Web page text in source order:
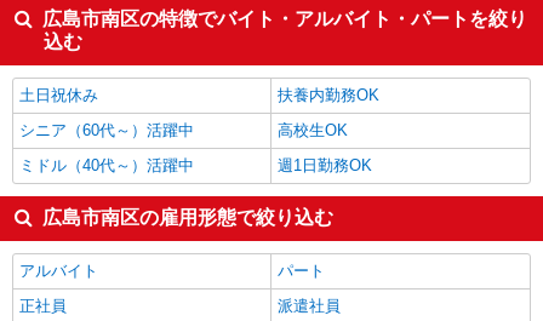
その他介護・福祉1,417円
製造・組立・加工1,410円
家電・携帯販売
広島市南区の他の職種の平均時給を見る
広島市南区の特徴でバイト・アルバイト・パートを絞り
込む
土日祝休み
扶養内勤務OK
シニア（60代～）活躍中
高校生OK
ミドル（40代～）活躍中
週1日勤務OK
広島市南区の雇用形態で絞り込む
アルバイト
パート
正社員
派遣社員